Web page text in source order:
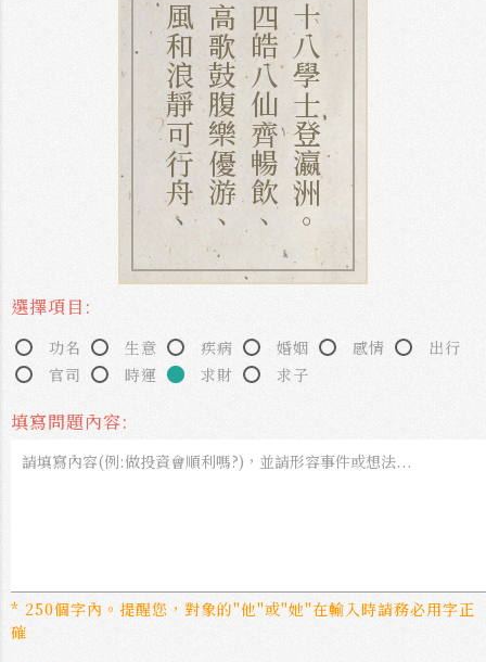
風和浪靜可行舟、高歌鼓腹樂優游、四皓八仙齊暢飲、十八學士登瀛洲。
選擇項目:
功名 生意 疾病 婚姻 感情
出行
官司
時運 求財 求子
填寫問題內容:
* 250個字內。提醒您，對象的"他"或"她"在輸入時請務必用字正
確